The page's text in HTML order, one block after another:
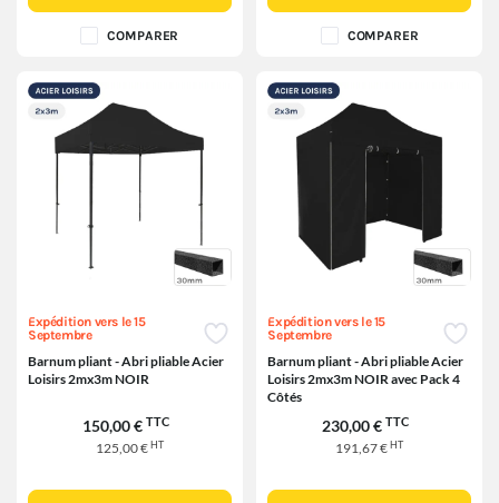
COMPARER COMPARER
Expédition vers le 15
Septembre
Barnum pliant - Abri pliable Acier
Loisirs 2mx3m NOIR
150,00 € TTC
125,00 €HT
Expédition vers le 15
Septembre
Barnum pliant - Abri pliable Acier
Loisirs 2mx3m NOIR avec Pack 4
Côtés
230,00 € TTC
191,67 €HT